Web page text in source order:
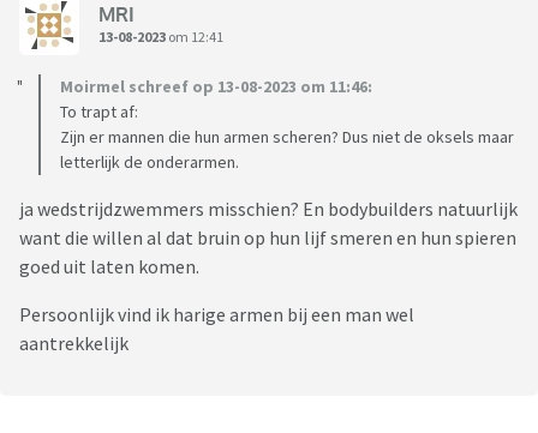
MRI
13-08-2023 om 12:41
Moirmel schreef op 13-08-2023 om 11:46:
To trapt af:
Zijn er mannen die hun armen scheren? Dus niet de oksels maar
letterlijk de onderarmen.
ja wedstrijdzwemmers misschien? En bodybuilders natuurlijk
want die willen al dat bruin op hun lijf smeren en hun spieren
goed uit laten komen.
Persoonlijk vind ik harige armen bij een man wel
aantrekkelijk